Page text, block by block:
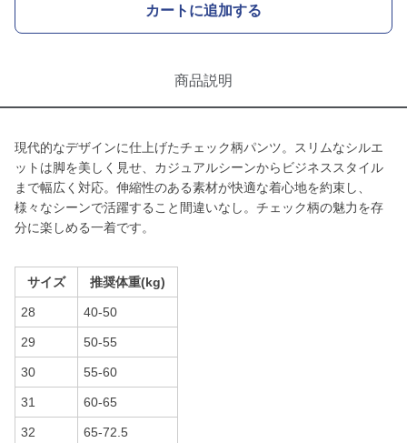
カートに追加する
商品説明
現代的なデザインに仕上げたチェック柄パンツ。スリムなシルエ
ットは脚を美しく見せ、カジュアルシーンからビジネススタイル
まで幅広く対応。伸縮性のある素材が快適な着心地を約束し、
様々なシーンで活躍すること間違いなし。チェック柄の魅力を存
分に楽しめる一着です。
サイズ 推奨体重(kg)
28 40-50
29 50-55
30 55-60
31 60-65
32 65-72.5